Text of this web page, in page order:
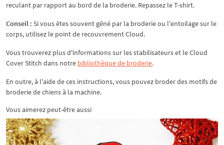
reculant par rapport au bord de la broderie. Repassez le T-shirt.
Conseil : Si vous êtes souvent gêné par la broderie ou l'entoilage sur le
corps, utilisez le point de recouvrement Cloud.
Vous trouverez plus d'informations sur les stabilisateurs et le Cloud
Cover Stitch dans notre bibliothèque de broderie.
En outre, à l'aide de ces instructions, vous pouvez broder des motifs de
broderie de chiens à la machine.
Vous aimerez peut-être aussi